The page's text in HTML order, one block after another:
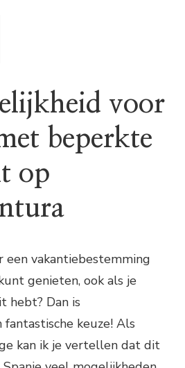
voor
beperkte
op
een vakantiebestemming
genieten, ook als je
hebt? Dan is
keuze! Als
kan ik je vertellen dat dit